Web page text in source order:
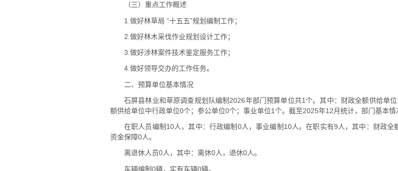
（三）重点工作概述
1.做好林草局 “十五五”规划编制工作；
2.做好林木采伐作业规划设计工作；
3.做好涉林案件技术鉴定服务工作；
4.做好领导交办的工作任务。
二、预算单位基本情况
石屏县林业和草原调查规划队编制2026年部门预算单位共1个。其中：财政全额供给单
额供给单位中行政单位0个；参公单位0个；事业单位1个。截至2025年12月统计，部门基本情
在职人员编制10人，其中：行政编制0人，事业编制10人。在职实有9人，其中：财政
资金保障0人。
离退休人员0人，其中：离休0人，退休0人。
车辆编制0辆，实有车辆0辆。